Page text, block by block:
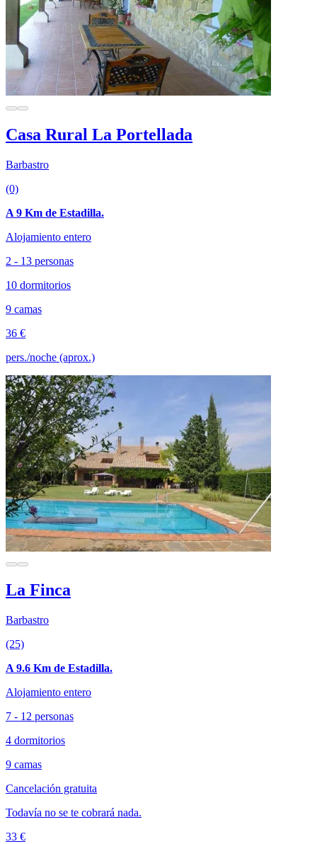
Casa Rural La Portellada
Barbastro
(0)
A 9 Km de Estadilla.
Alojamiento entero
2 - 13 personas
10 dormitorios
9 camas
36 €
pers./noche (aprox.)
La Finca
Barbastro
(25)
A 9.6 Km de Estadilla.
Alojamiento entero
7 - 12 personas
4 dormitorios
9 camas
Cancelación gratuita
Todavía no se te cobrará nada.
33 €